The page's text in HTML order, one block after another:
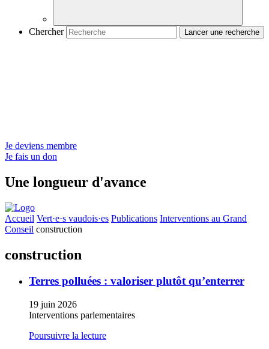
Chercher
Je deviens membre
Je fais un don
Une longueur d'avance
Accueil Vert·e·s vaudois·es Publications Interventions au Grand
Conseil construction
construction
Terres polluées : valoriser plutôt qu’enterrer
19 juin 2026
Interventions parlementaires
Poursuivre la lecture